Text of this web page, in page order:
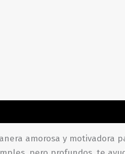
amorosa y motivadora